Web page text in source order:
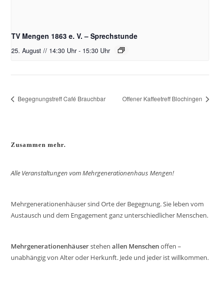
TV Mengen 1863 e. V. – Sprechstunde
25. August // 14:30 Uhr - 15:30 Uhr
Begegnungstreff Café Brauchbar Offener Kaffeetreff Blochingen
Zusammen mehr.
Alle Veranstaltungen vom Mehrgenerationenhaus Mengen!
Mehrgenerationenhäuser sind Orte der Begegnung. Sie leben vom
Austausch und dem Engagement ganz unterschiedlicher Menschen.
Mehrgenerationenhäuserstehenallen Menschenoffen –
unabhängig von Alter oder Herkunft. Jede und jeder ist willkommen.